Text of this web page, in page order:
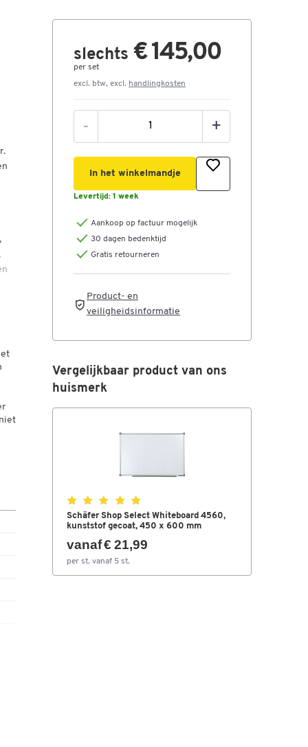
slechts € 145,00
per set
excl. btw, excl. handlingkosten
- +
In het winkelmandje
Levertijd: 1 week
Aankoop op factuur mogelijk
30 dagen bedenktijd
Gratis retourneren
Product- en
veiligheidsinformatie
Vergelijkbaar product van ons
huismerk
Schäfer Shop Select Whiteboard 4560,
kunststof gecoat, 450 x 600 mm
vanaf € 21,99
per st. vanaf 5 st.